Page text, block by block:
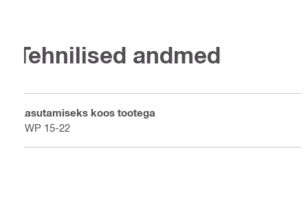
Tehnilised andmed
Kasutamiseks koos tootega
DWP 15-22